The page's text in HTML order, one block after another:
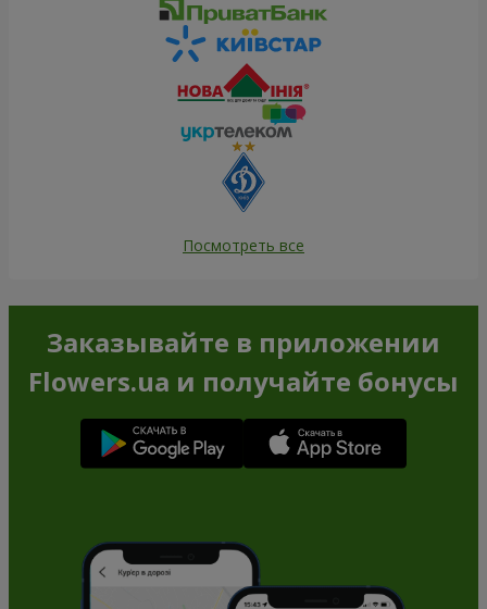
Посмотреть все
Заказывайте в приложении
Flowers.ua и получайте бонусы